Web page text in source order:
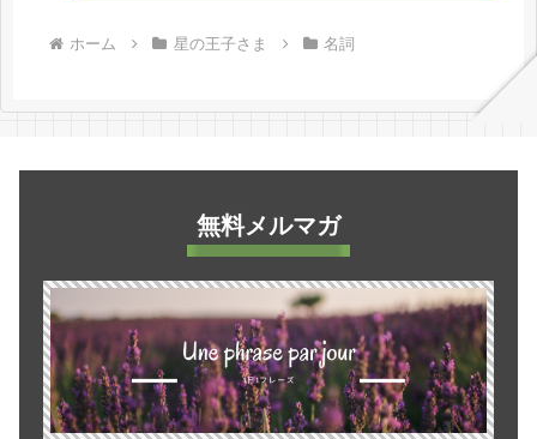
ホーム 星の王子さま 名詞
無料メルマガ